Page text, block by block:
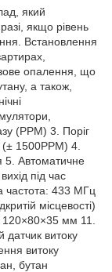
який
якщо рівень
Встановлення
опалення, що
а також,
(PPM) 3. Поріг
1500PPM) 4.
5. Автоматичне
під час
частота: 433 МГц
місцевості)
мм 11.
витоку
витоку
бутан